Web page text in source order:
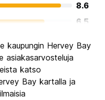
8.6
6.5
kaupungin Hervey Bay
asiakasarvosteluja
katso
Bay kartalla ja